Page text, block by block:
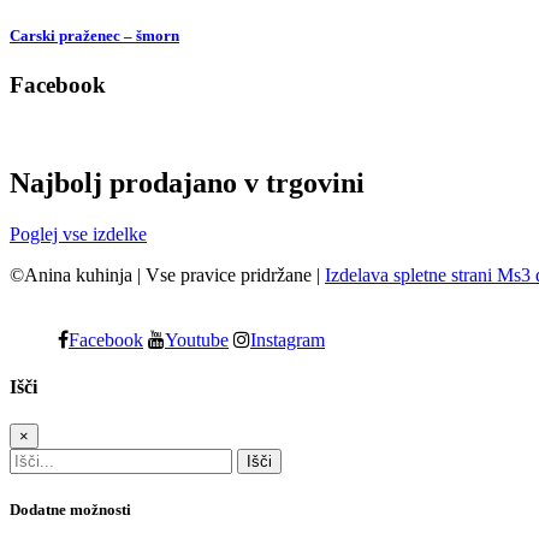
Carski praženec – šmorn
Facebook
Najbolj prodajano v trgovini
Poglej vse izdelke
©Anina kuhinja | Vse pravice pridržane | Izdelava spletne strani Ms3
Facebook Youtube Instagram
Išči
×
Dodatne možnosti